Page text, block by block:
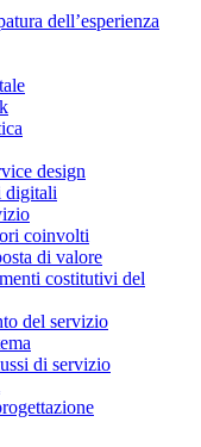
dell’esperienza
design
digitali
coinvolti
di valore
costitutivi del
del servizio
di servizio